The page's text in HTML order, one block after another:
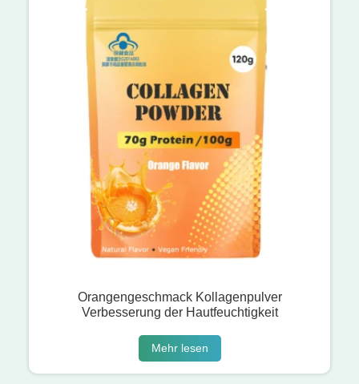
Orangengeschmack Kollagenpulver
Verbesserung der Hautfeuchtigkeit
Mehr lesen